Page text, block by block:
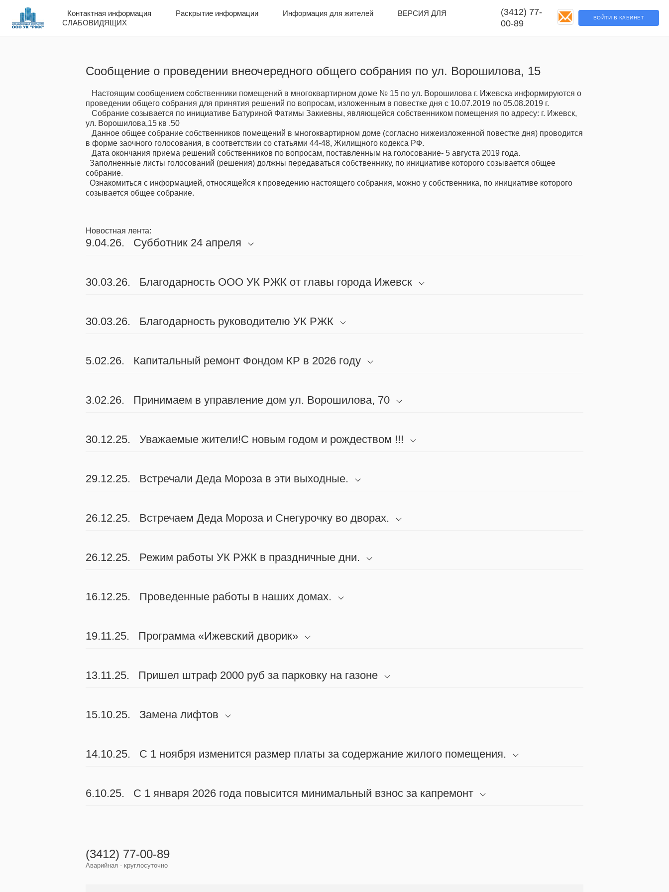
Контактная информация Раскрытие информации Информация для жителей
ВЕРСИЯ ДЛЯ
СЛАБОВИДЯЩИХ
Аварийная (3412)
77-00-89
ВОЙТИ В КАБИНЕТ
Контактная информация Раскрытие информации Информация для жителей
ВЕРСИЯ ДЛЯ
СЛАБОВИДЯЩИХ
(3412) 77-
00-89
ВОЙТИ В КАБИНЕТ
Сообщение о проведении внеочередного общего собрания по ул. Ворошилова, 15
Настоящим сообщением собственники помещений в многоквартирном доме № 15 по ул. Ворошилова г. Ижевска информируются о
проведении общего собрания для принятия решений по вопросам, изложенным в повестке дня с 10.07.2019 по 05.08.2019 г.
Собрание созывается по инициативе Батуриной Фатимы Закиевны, являющейся собственником помещения по адресу: г. Ижевск,
ул. Ворошилова,15 кв .50
Данное общее собрание собственников помещений в многоквартирном доме (согласно нижеизложенной повестке дня) проводится
в форме заочного голосования, в соответствии со статьями 44-48, Жилищного кодекса РФ.
Дата окончания приема решений собственников по вопросам, поставленным на голосование- 5 августа 2019 года.
Заполненные листы голосований (решения) должны передаваться собственнику, по инициативе которого созывается общее
собрание.
Ознакомиться с информацией, относящейся к проведению настоящего собрания, можно у собственника, по инициативе которого
созывается общее собрание.
Новостная лента:
9.04.26. Субботник 24 апреля
30.03.26. Благодарность ООО УК РЖК от главы города Ижевск
30.03.26. Благодарность руководителю УК РЖК
5.02.26. Капитальный ремонт Фондом КР в 2026 году
3.02.26. Принимаем в управление дом ул. Ворошилова, 70
30.12.25. Уважаемые жители!С новым годом и рождеством !!!
29.12.25. Встречали Деда Мороза в эти выходные.
26.12.25. Встречаем Деда Мороза и Снегурочку во дворах.
26.12.25. Режим работы УК РЖК в праздничные дни.
16.12.25. Проведенные работы в наших домах.
19.11.25. Программа «Ижевский дворик»
13.11.25. Пришел штраф 2000 руб за парковку на газоне
15.10.25. Замена лифтов
14.10.25. С 1 ноября изменится размер платы за содержание жилого помещения.
6.10.25. С 1 января 2026 года повысится минимальный взнос за капремонт
(3412) 77-00-89
Аварийная - круглосуточно